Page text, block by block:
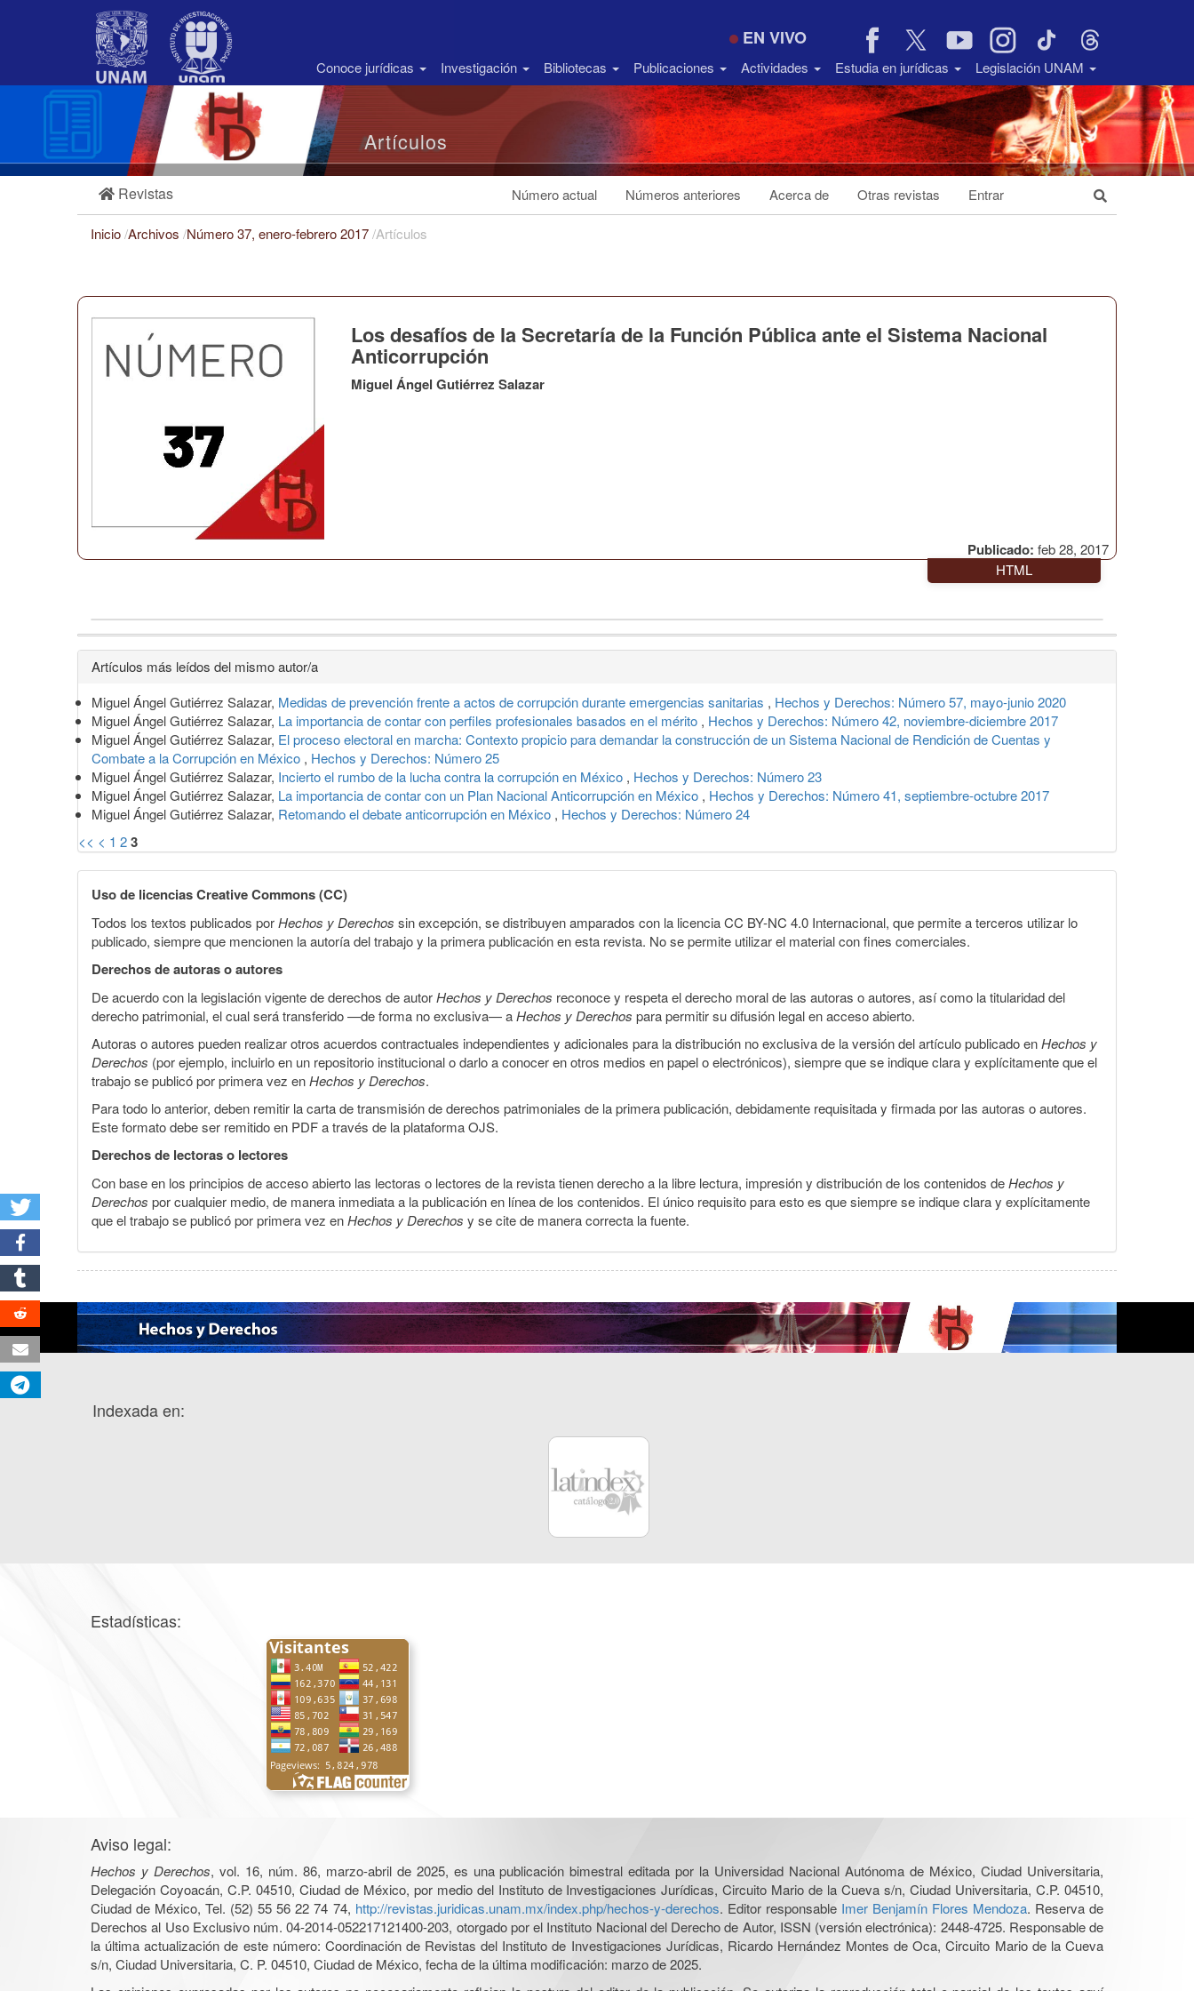
Barra
EN VIVO
Conoce jurídicas Investigación Bibliotecas Publicaciones Actividades Estudia en jurídicas Legislación UNAM
Artículos
Revistas Número actual Números anteriores Acerca de Otras revistas Entrar
Inicio/Archivos /Número 37, enero-febrero 2017/Artículos
Publicado: feb 28, 2017
Los desafíos de la Secretaría de la Función Pública ante el Sistema Nacional
Anticorrupción
Miguel Ángel Gutiérrez Salazar
HTML
Detalles
del
artículo
Artículos más leídos del mismo autor/a
Miguel Ángel Gutiérrez Salazar, Medidas de prevención frente a actos de corrupción durante emergencias sanitarias , Hechos y Derechos: Número 57, mayo-junio 2020
Miguel Ángel Gutiérrez Salazar, La importancia de contar con perfiles profesionales basados en el mérito , Hechos y Derechos: Número 42, noviembre-diciembre 2017
Miguel Ángel Gutiérrez Salazar, El proceso electoral en marcha: Contexto propicio para demandar la construcción de un Sistema Nacional de Rendición de Cuentas y
Combate a la Corrupción en México , Hechos y Derechos: Número 25
Miguel Ángel Gutiérrez Salazar, Incierto el rumbo de la lucha contra la corrupción en México , Hechos y Derechos: Número 23
Miguel Ángel Gutiérrez Salazar, La importancia de contar con un Plan Nacional Anticorrupción en México , Hechos y Derechos: Número 41, septiembre-octubre 2017
Miguel Ángel Gutiérrez Salazar, Retomando el debate anticorrupción en México , Hechos y Derechos: Número 24
<< < 1 23
Uso de licencias Creative Commons (CC)
Todos los textos publicados porHechos y Derechos sin excepción, se distribuyen amparados con la licencia CC BY-NC 4.0 Internacional, que permite a terceros utilizar lo
publicado, siempre que mencionen la autoría del trabajo y la primera publicación en esta revista. No se permite utilizar el material con fines comerciales.
Derechos de autoras o autores
De acuerdo con la legislación vigente de derechos de autorHechos y Derechos reconoce y respeta el derecho moral de las autoras o autores, así como la titularidad del
derecho patrimonial, el cual será transferido —de forma no exclusiva— aHechos y Derechos para permitir su difusión legal en acceso abierto.
Autoras o autores pueden realizar otros acuerdos contractuales independientes y adicionales para la distribución no exclusiva de la versión del artículo publicado enHechos y
Derechos (por ejemplo, incluirlo en un repositorio institucional o darlo a conocer en otros medios en papel o electrónicos), siempre que se indique clara y explícitamente que el
trabajo se publicó por primera vez enHechos y Derechos.
Para todo lo anterior, deben remitir la carta de transmisión de derechos patrimoniales de la primera publicación, debidamente requisitada y firmada por las autoras o autores.
Este formato debe ser remitido en PDF a través de la plataforma OJS.
Derechos de lectoras o lectores
Con base en los principios de acceso abierto las lectoras o lectores de la revista tienen derecho a la libre lectura, impresión y distribución de los contenidos deHechos y
Derechos por cualquier medio, de manera inmediata a la publicación en línea de los contenidos. El único requisito para esto es que siempre se indique clara y explícitamente
que el trabajo se publicó por primera vez enHechos y Derechos y se cite de manera correcta la fuente.
Indexada en:
Estadísticas:
Aviso legal:
Hechos y Derechos, vol. 16, núm. 86, marzo-abril de 2025, es una publicación bimestral editada por la Universidad Nacional Autónoma de México, Ciudad Universitaria,
Delegación Coyoacán, C.P. 04510, Ciudad de México, por medio del Instituto de Investigaciones Jurídicas, Circuito Mario de la Cueva s/n, Ciudad Universitaria, C.P. 04510,
Ciudad de México, Tel. (52) 55 56 22 74 74, http://revistas.juridicas.unam.mx/index.php/hechos-y-derechos. Editor responsable Imer Benjamín Flores Mendoza. Reserva de
Derechos al Uso Exclusivo núm. 04-2014-052217121400-203, otorgado por el Instituto Nacional del Derecho de Autor, ISSN (versión electrónica): 2448-4725. Responsable de
la última actualización de este número: Coordinación de Revistas del Instituto de Investigaciones Jurídicas, Ricardo Hernández Montes de Oca, Circuito Mario de la Cueva
s/n, Ciudad Universitaria, C. P. 04510, Ciudad de México, fecha de la última modificación: marzo de 2025.